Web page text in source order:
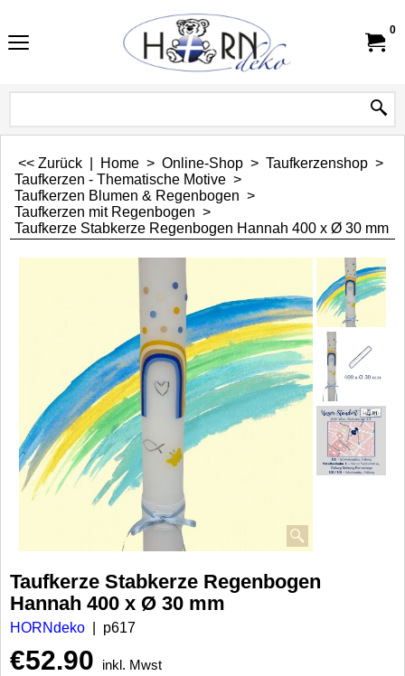
0
<< Zurück Home > Online-Shop > Taufkerzenshop >
Taufkerzen - Thematische Motive >
Taufkerzen Blumen & Regenbogen >
Taufkerzen mit Regenbogen >
Taufkerze Stabkerze Regenbogen Hannah 400 x Ø 30 mm
Taufkerze Stabkerze Regenbogen
Hannah 400 x Ø 30 mm
HORNdeko p617
€52.90
inkl. Mwst